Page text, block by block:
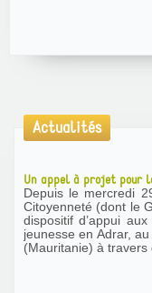
Actualités
Un appel à projet pour
Depuis le mercredi
Citoyenneté (dont le
dispositif d’appui
jeunesse en Adrar,
(Mauritanie) à travers